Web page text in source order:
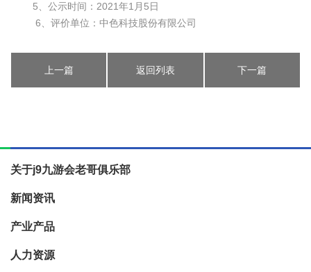
5、公示时间：2021年1月5日
6、评价单位：中色科技股份有限公司
上一篇 返回列表 下一篇
关于j9九游会老哥俱乐部
新闻资讯
产业产品
人力资源